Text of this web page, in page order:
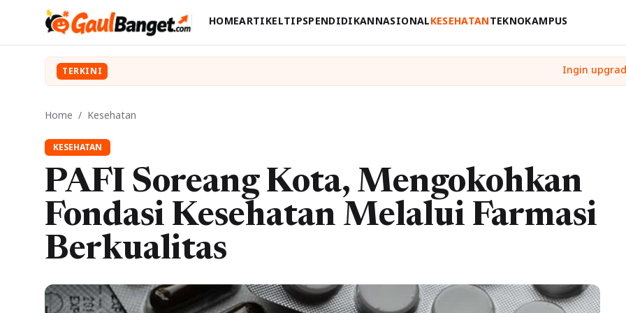
HOMEARTIKELTIPSPENDIDIKANNASIONALKESEHATANTEKNOKAMPUS
TERKINI
Home / Kesehatan
KESEHATAN
PAFI Soreang Kota, Mengokohkan
Fondasi Kesehatan Melalui Farmasi
Berkualitas